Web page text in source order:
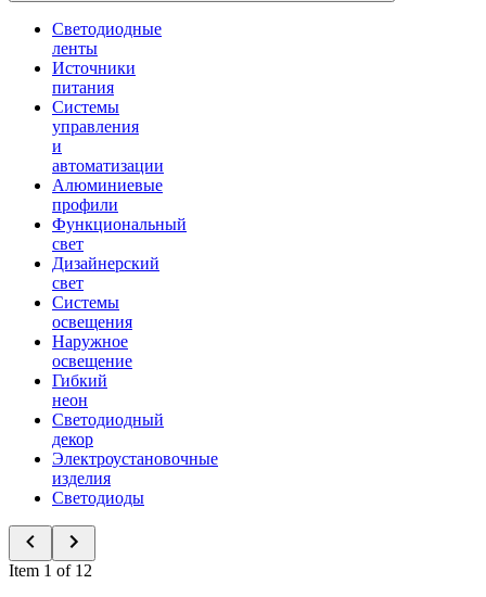
Светодиодные
ленты
Источники
питания
Системы
управления
и
автоматизации
Алюминиевые
профили
Функциональный
свет
Дизайнерский
свет
Системы
освещения
Наружное
освещение
Гибкий
неон
Светодиодный
декор
Электроустановочные
изделия
Светодиоды
Item 1 of 12